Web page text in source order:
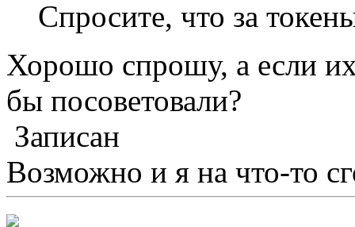
Спросите, что за
Хорошо спрошу, а если
бы посоветовали?
Записан
Возможно и я на что-то